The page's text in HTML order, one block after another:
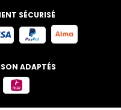
SÉCURISÉ
ADAPTÉS